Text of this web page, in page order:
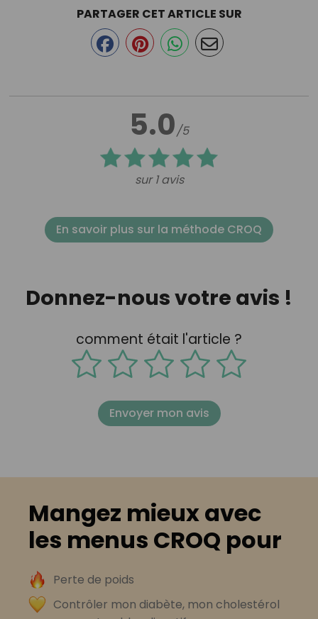
5.0/5
sur 1 avis
PARTAGER CET ARTICLE SUR
En savoir plus sur la méthode CROQ
Donnez-nous votre avis !
comment était l'article ?
Envoyer mon avis
Mangez mieux avec
les menus CROQ pour
Perte de poids
Contrôler mon diabète, mon cholestérol